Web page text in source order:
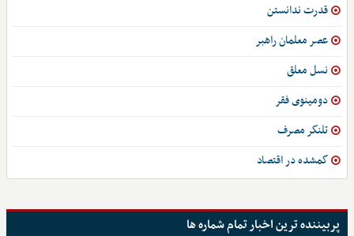
قدرت ندانستن
عصر معلمان راهبر
نسل معلق
دومینوی فقر
تلنگر مصرف
گمشده در اقتصاد
پربیننده ترین اخبار تمام شماره ها